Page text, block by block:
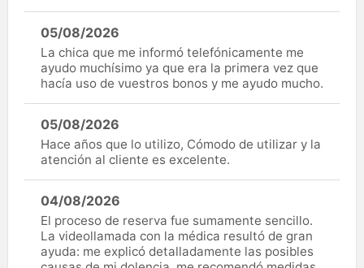
05/08/2026
La chica que me informó telefónicamente me
ayudo muchísimo ya que era la primera vez que
hacía uso de vuestros bonos y me ayudo mucho.
05/08/2026
Hace años que lo utilizo, Cómodo de utilizar y la
atención al cliente es excelente.
04/08/2026
El proceso de reserva fue sumamente sencillo.
La videollamada con la médica resultó de gran
ayuda: me explicó detalladamente las posibles